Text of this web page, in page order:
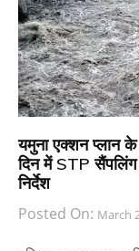
यमुना एक्शन प्लान
दिन में STP
निर्देश
Posted On: March